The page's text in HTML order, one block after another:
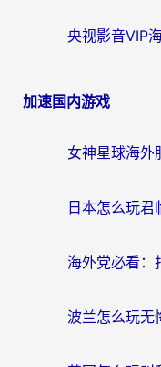
加速国内游戏